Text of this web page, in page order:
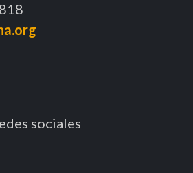
sociales